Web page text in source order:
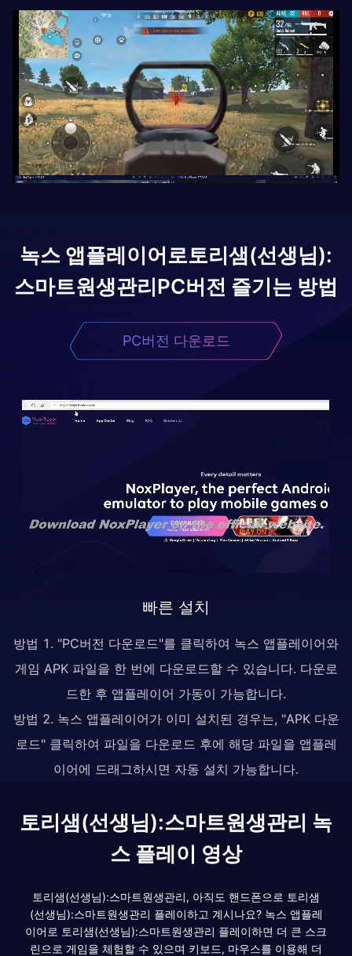
녹스 앱플레이어로토리샘(선생님):
스마트원생관리PC버전 즐기는 방법
PC버전 다운로드
빠른 설치
방법 1. "PC버전 다운로드"를 클릭하여 녹스 앱플레이어와
게임 APK 파일을 한 번에 다운로드할 수 있습니다. 다운로
드한 후 앱플레이어 가동이 가능합니다.
방법 2. 녹스 앱플레이어가 이미 설치된 경우는, "APK 다운
로드" 클릭하여 파일을 다운로드 후에 해당 파일을 앱플레
이어에 드래그하시면 자동 설치 가능합니다.
토리샘(선생님):스마트원생관리 녹
스 플레이 영상
토리샘(선생님):스마트원생관리, 아직도 핸드폰으로 토리샘
(선생님):스마트원생관리 플레이하고 계시나요? 녹스 앱플레
이어로 토리샘(선생님):스마트원생관리 플레이하면 더 큰 스크
린으로 게임을 체험할 수 있으며 키보드, 마우스를 이용해 더